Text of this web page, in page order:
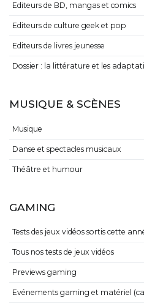
Editeurs de BD, mangas et comics
Editeurs de culture geek et pop
Editeurs de livres jeunesse
Dossier : la littérature et les
MUSIQUE & SCÈNES
Musique
Danse et spectacles musicaux
Théâtre et humour
GAMING
Tests des jeux vidéos sortis cette
Tous nos tests de jeux vidéos
Previews gaming
Evénements gaming et matériel